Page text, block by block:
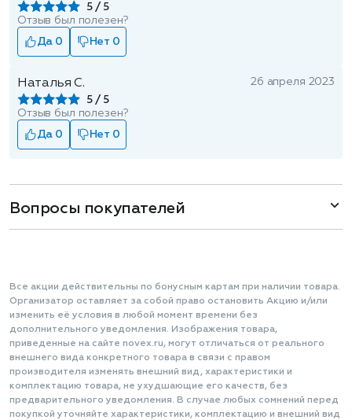
5
Отзыв был полезен?
Да 0
Нет 0
Наталья С.
5
26 апреля 2023
Отзыв был полезен?
Да 0
Нет 0
Вопросы покупателей
Все акции действительны по бонусным картам при наличии товара.
Организатор оставляет за собой право остановить Акцию и/или
изменить её условия в любой момент времени без
дополнительного уведомления. Изображения товара,
приведенные на сайте novex.ru, могут отличаться от реального
внешнего вида конкретного товара в связи с правом
производителя изменять внешний вид, характеристики и
комплектацию товара, не ухудшающие его качеств, без
предварительного уведомления. В случае любых сомнений перед
покупкой уточняйте характеристики, комплектацию и внешний вид